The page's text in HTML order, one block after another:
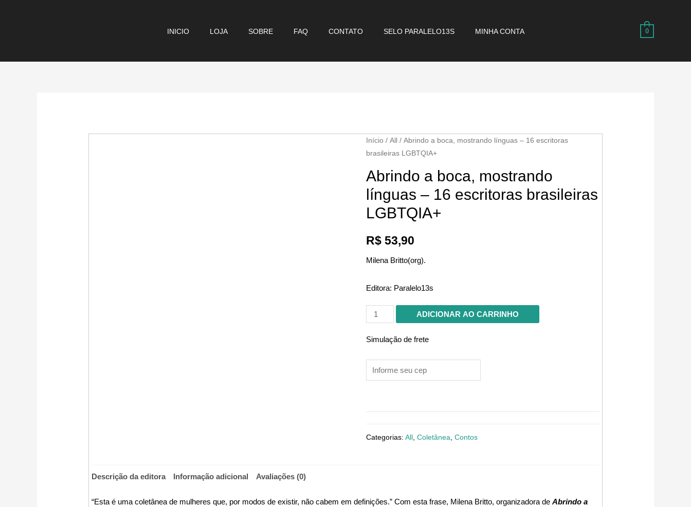
INICIO LOJA SOBRE FAQ CONTATO SELO PARALELO13S MINHA CONTA 0
Início / All
/ Abrindo a boca, mostrando línguas – 16 escritoras
brasileiras LGBTQIA+
Abrindo a boca, mostrando
línguas – 16 escritoras brasileiras
LGBTQIA+
R$53,90
Milena Britto(org).
Editora: Paralelo13s
Abrindo
a
boca,
línguas
-
LGBTQIA+
ADICIONAR AO CARRINHO
Simulação de frete
Categorias: All , Coletânea, Contos
Descrição da editora Informação adicional Avaliações (0)
“Esta é uma coletânea de mulheres que, por modos de existir, não cabem em definições.” Com esta frase, Milena Britto, organizadora deAbrindo a